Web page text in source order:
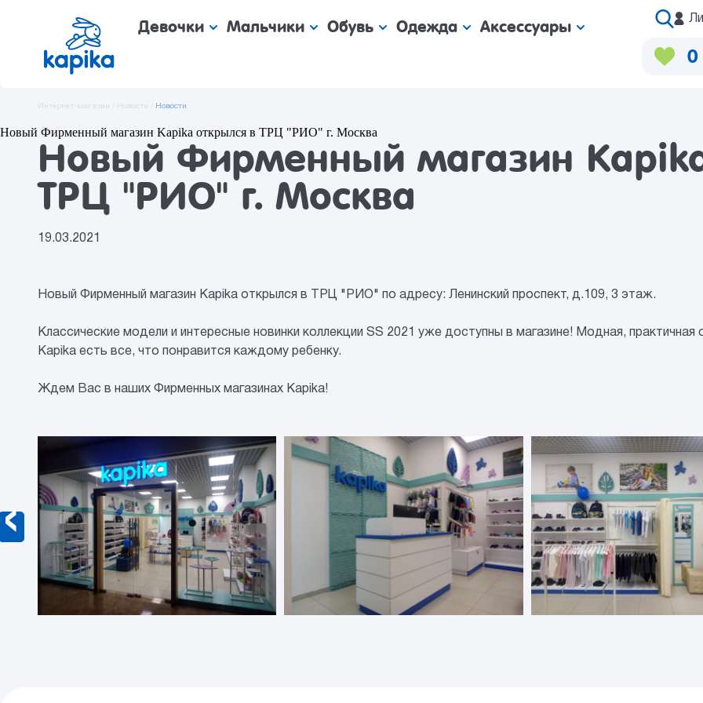
Девочки Мальчики Обувь Одежда Аксессуары
0
Интернет-магазин / Новости / Новости
Новый Фирменный магазин Kapika открылся в ТРЦ "РИО" г. Москва
Новый Фирменный магазин
ТРЦ "РИО" г. Москва
19.03.2021
Новый Фирменный магазин Kapika открылся в ТРЦ "РИО" по адресу: Ленинский проспект, д.109, 3 этаж.
Классические модели и интересные новинки коллекции SS 2021 уже доступны в магазине! Модная,
Kapika есть все, что понравится каждому ребенку.
Ждем Вас в наших Фирменных магазинах Kapika!
‹